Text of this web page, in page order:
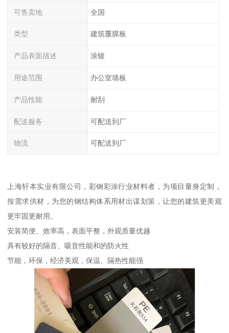
可售卖地 全国
类型 建筑覆膜板
产品表面描述 涂镀
用途范围 办公室墙板
产品性能 耐刮
配送服务 可配送到厂
物流 可配送到厂
上海轩本实业有限公司，彩钢彩涂行业材料者，为项目量身定制，
按需求供材，为您的钢结构体系用材出谋划策，让您的建筑更美观
更牢固更耐用。
安装简便、效率高，表面平整，外观质量优越
具有较好的隔音、吸音性能和的防火性
节能，环保，经济美观，保温、隔热性能强